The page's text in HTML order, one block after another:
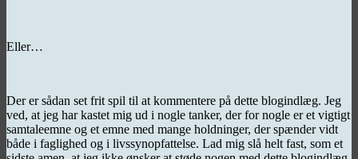
Eller…
Der er sådan set frit spil til at kommentere på dette blogindlæg. Jeg
ved, at jeg har kastet mig ud i nogle tanker, der for nogle er et vigtigt
samtaleemne og et emne med mange holdninger, der spænder vidt
både i faglighed og i livssynopfattelse. Lad mig slå helt fast, som et